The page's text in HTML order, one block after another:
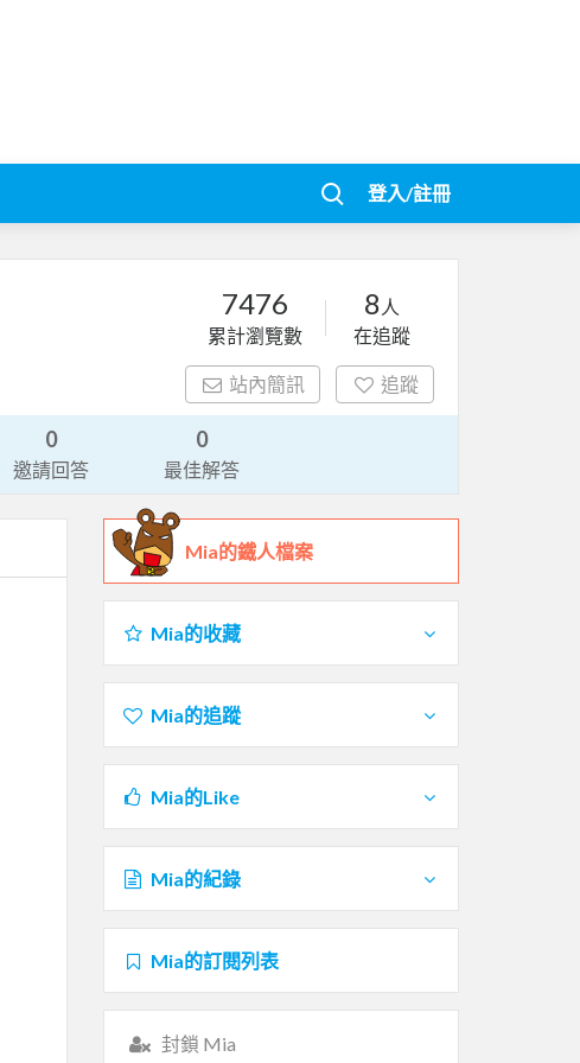
登入/註冊
7476
累計瀏覽數
8 人
在追蹤
站內簡訊 追蹤
0
邀請回答
0
最佳解答
Mia的鐵人檔案
Mia的收藏
Mia的追蹤
Mia的Like
Mia的紀錄
Mia的訂閱列表
封鎖 Mia